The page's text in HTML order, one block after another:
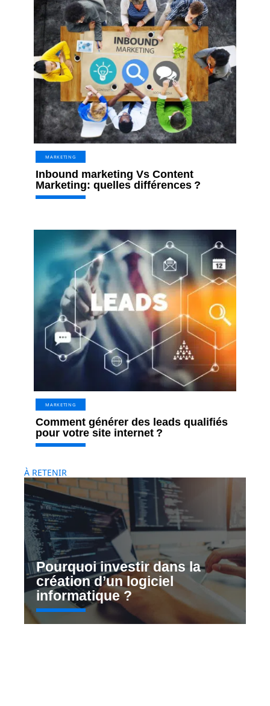
MARKETING
Inbound marketing Vs Content
Marketing: quelles différences ?
MARKETING
Comment générer des leads qualifiés
pour votre site internet ?
À RETENIR
Pourquoi investir dans la
création d’un logiciel
informatique ?